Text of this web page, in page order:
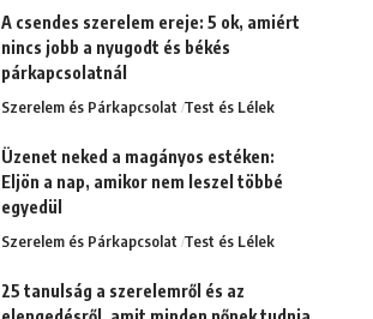
A csendes szerelem ereje: 5 ok, amiért
nincs jobb a nyugodt és békés
párkapcsolatnál
Szerelem és Párkapcsolat Test és Lélek
Üzenet neked a magányos estéken:
Eljön a nap, amikor nem leszel többé
egyedül
Szerelem és Párkapcsolat Test és Lélek
25 tanulság a szerelemről és az